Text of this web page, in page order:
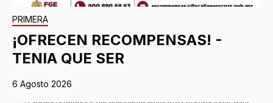
PRIMERA
¡OFRECEN RECOMPENSAS! -
TENIA QUE SER
6 Agosto 2026